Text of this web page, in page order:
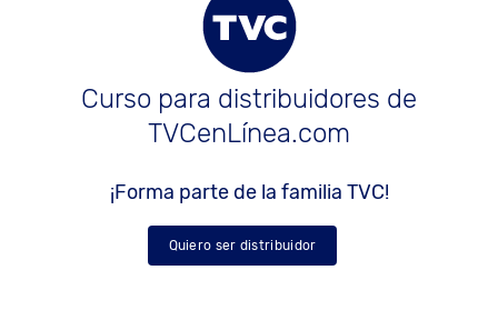
Curso para distribuidores de
TVCenLínea.com
¡Forma parte de la familia TVC!
Quiero ser distribuidor